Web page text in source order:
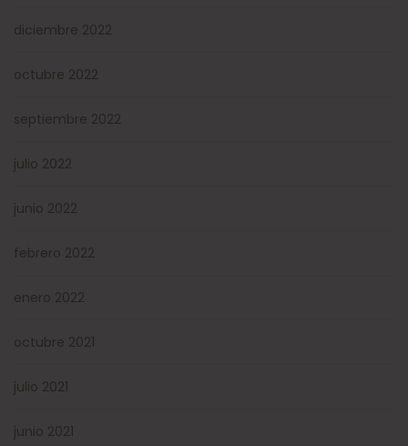
diciembre 2022
octubre 2022
septiembre 2022
julio 2022
junio 2022
febrero 2022
enero 2022
octubre 2021
julio 2021
junio 2021